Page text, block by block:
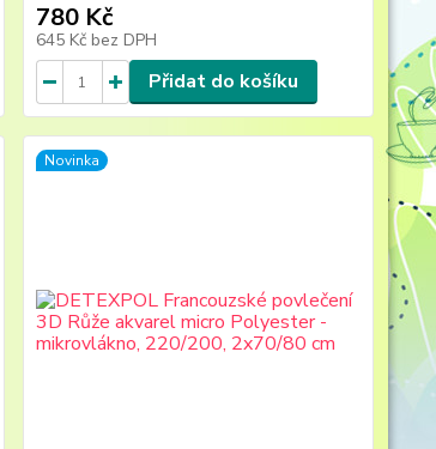
780 Kč
645 Kč bez DPH
Přidat do košíku
Novinka